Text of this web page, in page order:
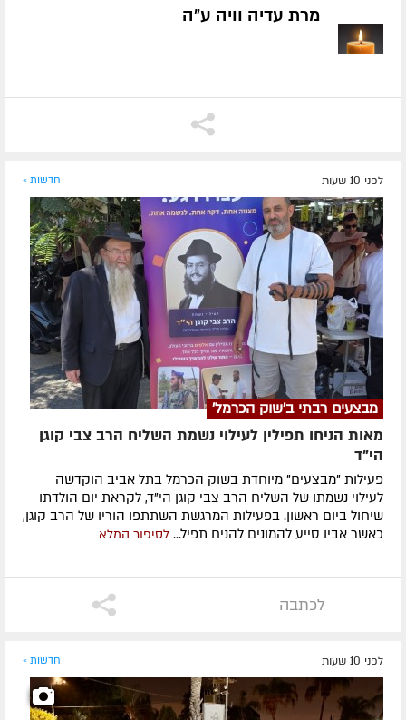
מרת עדיה וויה ע״ה
לפני 10 שעות חדשות »
מבצעים רבתי ב'שוק הכרמל'
מאות הניחו תפילין לעילוי נשמת השליח הרב צבי קוגן
הי”ד
פעילות "מבצעים" מיוחדת בשוק הכרמל בתל אביב הוקדשה
לעילוי נשמתו של השליח הרב צבי קוגן הי"ד, לקראת יום הולדתו
שיחול ביום ראשון. בפעילות המרגשת השתתפו הוריו של הרב קוגן,
כאשר אביו סייע להמונים להניח תפיל... לסיפור המלא
לכתבה
לפני 10 שעות חדשות »